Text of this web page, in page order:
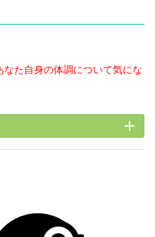
た自身の体調について気にな
add